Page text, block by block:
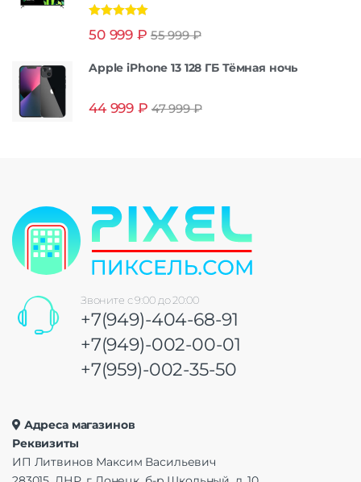
из 5
50 999 ₽ 55 999₽
Apple iPhone 13 128 ГБ Тёмная ночь
44 999 ₽ 47 999₽
Звоните с 9:00 до 20:00
+7(949)-404-68-91
+7(949)-002-00-01
+7(959)-002-35-50
Адреса магазинов
Реквизиты
ИП Литвинов Максим Васильевич